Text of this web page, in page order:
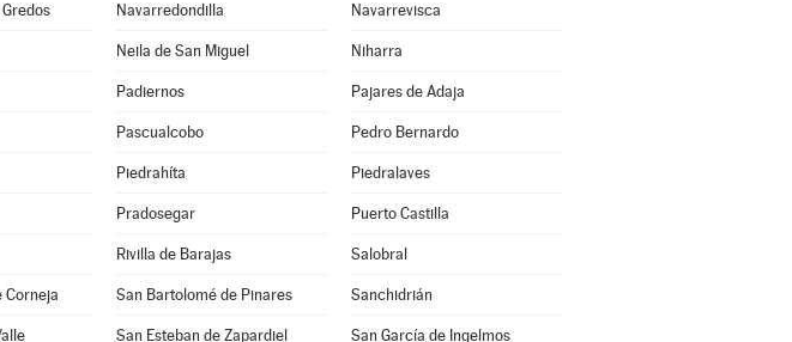
Navarredondilla Navarrevisca
Neila de San Miguel Niharra
Padiernos Pajares de Adaja
Pascualcobo Pedro Bernardo
Piedrahíta Piedralaves
Pradosegar Puerto Castilla
Rivilla de Barajas Salobral
Corneja San Bartolomé de Pinares Sanchidrián
San Esteban de Zapardiel San García de Ingelmos